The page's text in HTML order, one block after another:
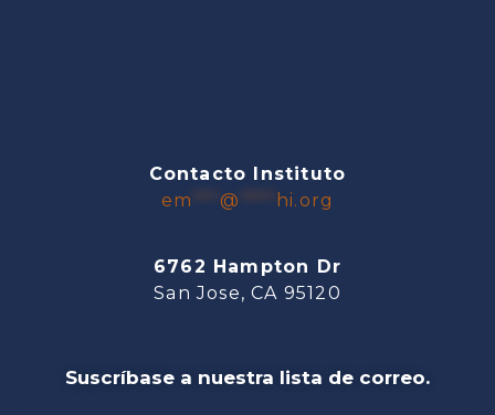
Contacto Instituto
em
@ hi.org
6762 Hampton Dr
San Jose, CA 95120
Suscríbase a nuestra lista de correo.